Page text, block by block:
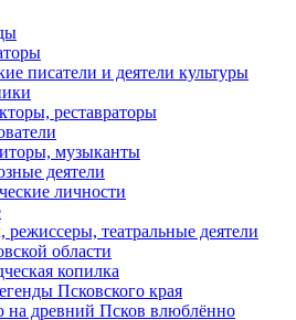
писатели и деятели культуры
реставраторы
музыканты
деятели
личности
режиссеры, театральные деятели
области
копилка
Псковского края
древний Псков влюблённо